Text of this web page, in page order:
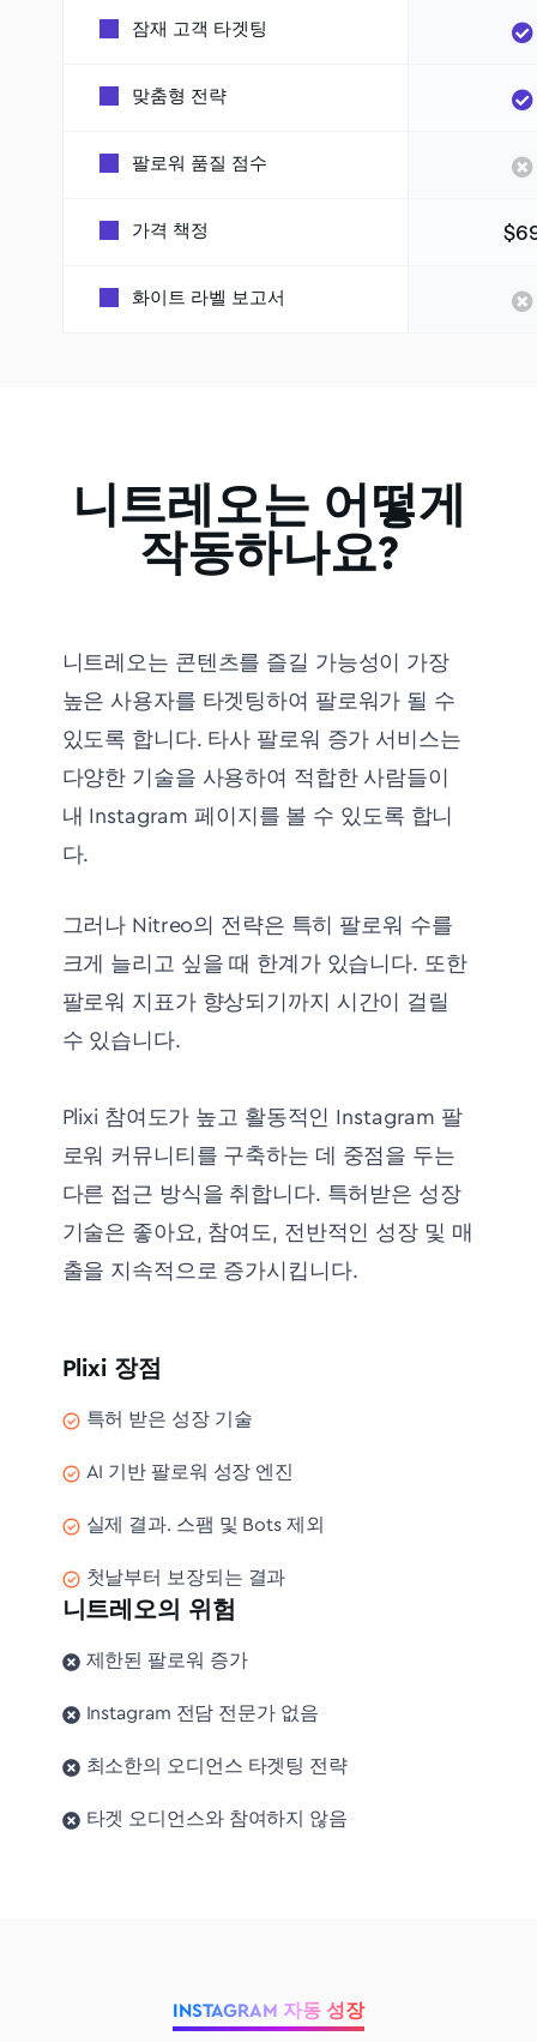
잠재 고객 타겟팅
맞춤형 전략
팔로워 품질 점수
가격 책정
화이트 라벨 보고서
니트레오는 어떻게
작동하나요?
니트레오는 콘텐츠를 즐길 가능성이 가장
높은 사용자를 타겟팅하여 팔로워가 될 수
있도록 합니다. 타사 팔로워 증가 서비스는
다양한 기술을 사용하여 적합한 사람들이
내 Instagram 페이지를 볼 수 있도록 합니
다.
그러나 Nitreo의 전략은 특히 팔로워 수를
크게 늘리고 싶을 때 한계가 있습니다. 또한
팔로워 지표가 향상되기까지 시간이 걸릴
수 있습니다.
Plixi 참여도가 높고 활동적인 Instagram 팔
로워 커뮤니티를 구축하는 데 중점을 두는
다른 접근 방식을 취합니다. 특허받은 성장
기술은 좋아요, 참여도, 전반적인 성장 및 매
출을 지속적으로 증가시킵니다.
Plixi 장점
특허 받은 성장 기술
AI 기반 팔로워 성장 엔진
실제 결과. 스팸 및 Bots 제외
첫날부터 보장되는 결과
니트레오의 위험
제한된 팔로워 증가
Instagram 전담 전문가 없음
최소한의 오디언스 타겟팅 전략
타겟 오디언스와 참여하지 않음
INSTAGRAM 자동 성장